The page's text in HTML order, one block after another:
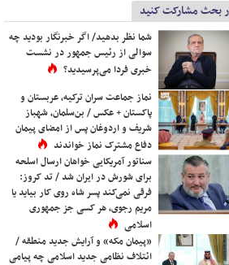
بحث مشارکت کنید
شما نظر بدهید/ اگر خبرنگار بودید چه
سوالی از رئیس جمهور در نشست
خبری فردا می‌پرسیدید؟
نماز جماعت سران ترکیه، عربستان و
پاکستان + عکس / بن‌سلمان، شهباز
شریف و اردوغان پس از امضای پیمان
دفاع مشترک نماز خواندند
سناتور آمریکایی خواهان ارسال اسلحه
برای شورش در ایران شد / تد کروز:
فرقی نمی‌کند پسر شاه روی کار بیاید یا
مریم رجوی، هر کسی جز جمهوری
اسلامی
«پیمان مکه» و آرایش جدید منطقه /
ائتلاف نظامی جدید اسلامی چه پیامی